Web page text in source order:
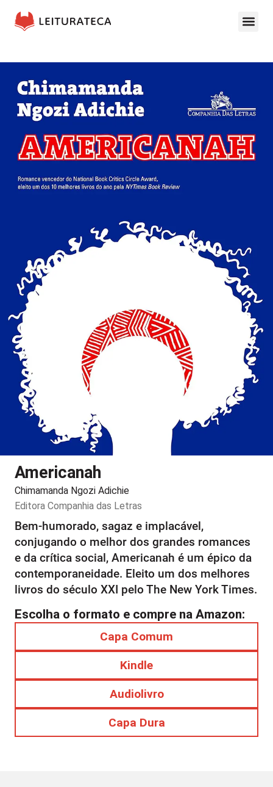
Americanah
Chimamanda Ngozi Adichie
Editora Companhia das Letras
Bem-humorado, sagaz e implacável,
conjugando o melhor dos grandes romances
e da crítica social, Americanah é um épico da
contemporaneidade. Eleito um dos melhores
livros do século XXI pelo The New York Times.
Escolha o formato e compre na Amazon:
Capa Comum
Kindle
Audiolivro
Capa Dura